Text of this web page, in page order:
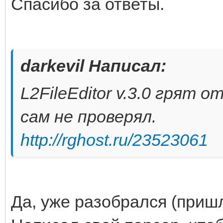
Спасибо за ответы.
darkevil Написал:
L2FileEditor v.3.0 грят
сам не проверял.
http://rghost.ru/23523061
Да, уже разобрался